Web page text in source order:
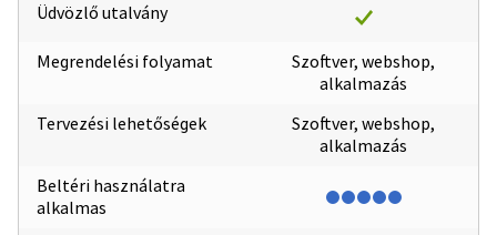
Üdvözlő utalvány
Megrendelési folyamat
Tervezési lehetőségek
Beltéri használatra
alkalmas
Szoftver, webshop,
alkalmazás
Szoftver, webshop,
alkalmazás